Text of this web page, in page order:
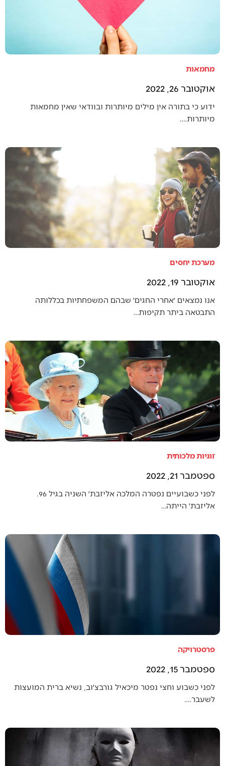
מחמאות
אוקטובר 26, 2022
ידוע כי בתורה אין מילים מיותרות ובוודאי שאין מחמאות
מיותרות.…
מערכת יחסים
אוקטובר 19, 2022
אנו נמצאים ׳אחרי החגים׳ שבהם המשפחתיות בכללותה
התבטאה ביתר תקיפות…
זוגיות מלכותית
ספטמבר 21, 2022
לפני כשבועיים נפטרה המלכה אליזבת׳ השניה בגיל 96.
אליזבת׳ הייתה…
פרסטרויקה
ספטמבר 15, 2022
לפני כשבוע וחצי נפטר מיכאיל גורבצ׳וב, נשיא ברית המועצות
לשעבר.…